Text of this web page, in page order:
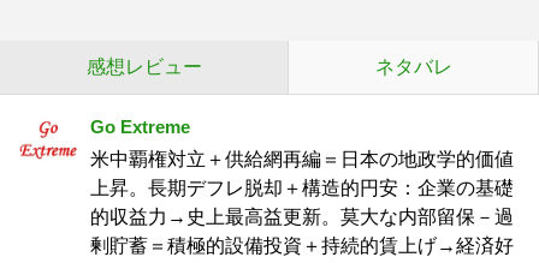
感想レビュー ネタバレ
Go Extreme
米中覇権対立＋供給網再編＝日本の地政学的価値
上昇。長期デフレ脱却＋構造的円安：企業の基礎
的収益力→史上最高益更新。莫大な内部留保－過
剰貯蓄＝積極的設備投資＋持続的賃上げ→経済好